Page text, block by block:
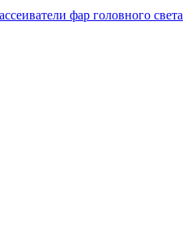
фар головного света